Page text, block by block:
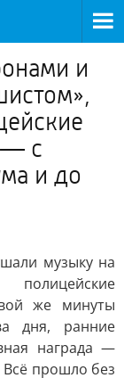
и
— с
и до
музыку на
же минуты
дня, ранние
награда —
прошло без